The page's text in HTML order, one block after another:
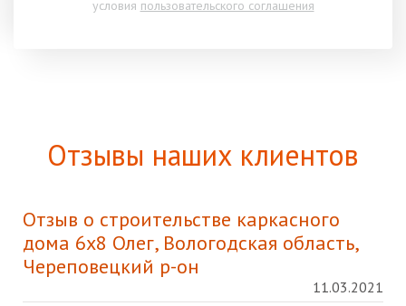
условия пользовательского соглашения
Отзывы наших клиентов
Отзыв о строительстве каркасного
дома 6х8 Олег, Вологодская область,
Череповецкий р-он
11.03.2021